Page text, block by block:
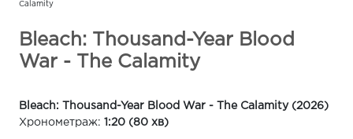
Calamity
Bleach: Thousand-Year Blood
War - The Calamity
Bleach: Thousand-Year Blood War - The Calamity (2026)
Хронометраж: 1:20 (80 хв)